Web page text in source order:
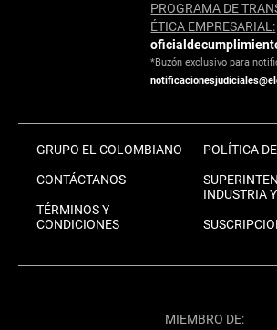
PROGRAMA DE
ÉTICA EMPRESARIAL:
*Buzón exclusivo para
GRUPO EL COLOMBIANO
CONTÁCTANOS
TÉRMINOS Y
CONDICIONES
POLÍTICA
INDUSTRIA
MIEMBRO DE: